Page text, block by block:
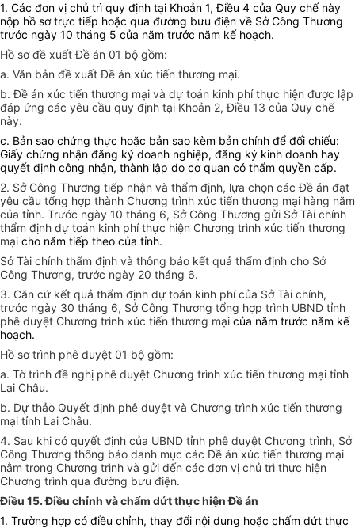
1. Các đơn vị chủ trì quy định tại Khoản 1, Điều 4 của Quy chế này
nộp hồ sơ trực tiếp hoặc qua đường bưu điện về Sở Công Thương
trước ngày 10 tháng 5 của năm trước năm kế hoạch.
Hồ sơ đề xuất Đề án 01 bộ gồm:
a. Văn bản đề xuất Đề án xúc tiến thương mại.
b. Đề án xúc tiến thương mại và dự toán kinh phí thực hiện được lập
đáp ứng các yêu cầu quy định tại Khoản 2, Điều 13 của Quy chế
này.
c. Bản sao chứng thực hoặc bản sao kèm bản chính để đối chiếu:
Giấy chứng nhận đăng ký doanh nghiệp, đăng ký kinh doanh hay
quyết định công nhận, thành lập do cơ quan có thẩm quyền cấp.
2. Sở Công Thương tiếp nhận và thẩm định, lựa chọn các Đề án đạt
yêu cầu tổng hợp thành Chương trình xúc tiến thương mại hàng năm
của tỉnh. Trước ngày 10 tháng 6, Sở Công Thương gửi Sở Tài chính
thẩm định dự toán kinh phí thực hiện Chương trình xúc tiến thương
mại cho năm tiếp theo của tỉnh.
Sở Tài chính thẩm định và thông báo kết quả thẩm định cho Sở
Công Thương, trước ngày 20 tháng 6.
3. Căn cứ kết quả thẩm định dự toán kinh phí của Sở Tài chính,
trước ngày 30 tháng 6, Sở Công Thương tổng hợp trình UBND tỉnh
phê duyệt Chương trình xúc tiến thương mại của năm trước năm kế
hoạch.
Hồ sơ trình phê duyệt 01 bộ gồm:
a. Tờ trình đề nghị phê duyệt Chương trình xúc tiến thương mại tỉnh
Lai Châu.
b. Dự thảo Quyết định phê duyệt và Chương trình xúc tiến thương
mại tỉnh Lai Châu.
4. Sau khi có quyết định của UBND tỉnh phê duyệt Chương trình, Sở
Công Thương thông báo danh mục các Đề án xúc tiến thương mại
nằm trong Chương trình và gửi đến các đơn vị chủ trì thực hiện
Chương trình qua đường bưu điện.
Điều 15. Điều chỉnh và chấm dứt thực hiện Đề án
1. Trường hợp có điều chỉnh, thay đổi nội dung hoặc chấm dứt thực